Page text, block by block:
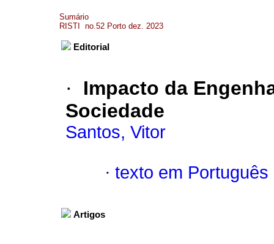
Sumário
RISTI no.52 Porto dez. 2023
Editorial
·
Impacto da
Sociedade
Santos, Vitor
· texto em Português
Artigos